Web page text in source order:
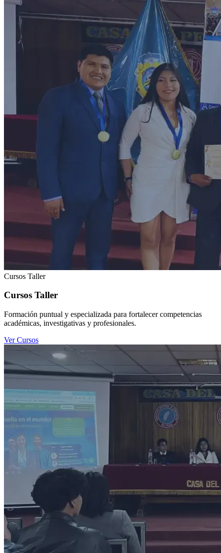
Cursos Taller
Cursos Taller
Formación puntual y especializada para fortalecer competencias
académicas, investigativas y profesionales.
Ver Cursos